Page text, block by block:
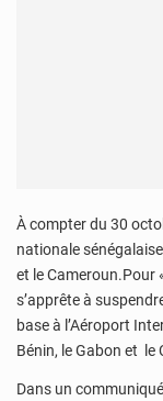
À compter du 30
nationale
et le Cameroun.Pour
s’apprête à
base à l’Aéroport
Bénin, le Gabon et le
Dans un